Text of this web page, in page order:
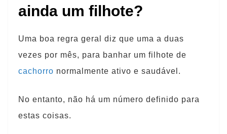
ainda um filhote?
Uma boa regra geral diz que uma a duas
vezes por mês, para banhar um filhote de
cachorro normalmente ativo e saudável.
No entanto, não há um número definido para
estas coisas.